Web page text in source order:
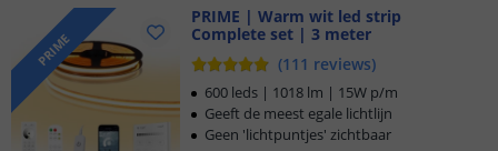
PRIME
PRIME | Warm wit led strip
Complete set | 3 meter
(111 reviews)
600 leds | 1018 lm | 15W p/m
Geeft de meest egale lichtlijn
Geen 'lichtpuntjes' zichtbaar